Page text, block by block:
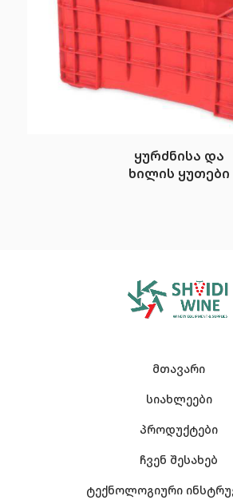
ყურძნისა და
ხილის ყუთები
მთავარი
სიახლეები
პროდუქტები
ჩვენ შესახებ
ტექნოლოგიური